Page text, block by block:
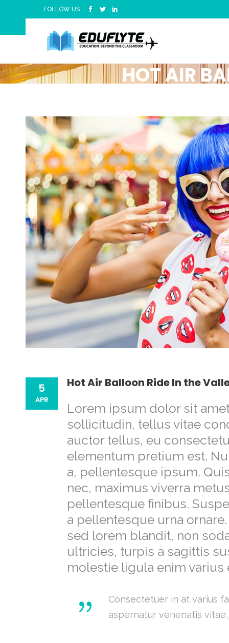
FOLLOW US :
HOT AIR
5
APR
Hot Air Balloon Ride In the
Lorem ipsum dolor sit
sollicitudin, tellus vitae
auctor tellus, eu
elementum pretium est.
a, pellentesque ipsum.
nec, maximus viverra
pellentesque finibus.
a pellentesque urna
sed lorem blandit, non
ultricies, turpis a sagittis
molestie ligula enim varius
Consectetuer in at varius
aspernatur venenatis